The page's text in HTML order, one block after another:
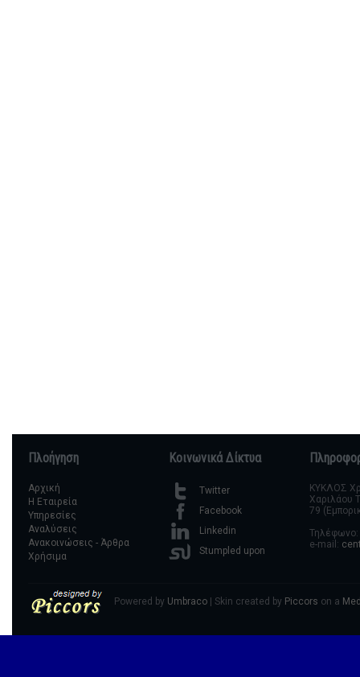
Πλοήγηση
Αρχική
Η Εταιρεία
Υπηρεσίες
Αναλύσεις
Ανακοινώσεις - Άρθρα
Χρήσιμα
Κοινωνικά Δίκτυα
Twitter
Facebook
Linkedin
Stumpled upon
ΚΥΚΛΟΣ
Χαριλάου
79
Τηλέφωνο:
e-mail:
Powered by Umbraco | Skin created by Piccors on a